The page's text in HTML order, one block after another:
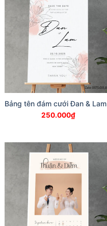
Bảng tên đám cưới Đan & Lam
250.000₫